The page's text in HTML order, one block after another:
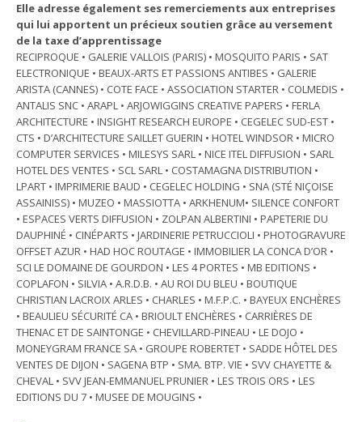
Elle adresse également ses remerciements aux entreprises
qui lui apportent un précieux soutien grâce au versement
de la taxe d’apprentissage
RECIPROQUE • GALERIE VALLOIS (PARIS) • MOSQUITO PARIS • SAT
ELECTRONIQUE • BEAUX-ARTS ET PASSIONS ANTIBES • GALERIE
ARISTA (CANNES) • COTE FACE • ASSOCIATION STARTER • COLMEDIS •
ANTALIS SNC • ARAPL • ARJOWIGGINS CREATIVE PAPERS • FERLA
ARCHITECTURE • INSIGHT RESEARCH EUROPE • CEGELEC SUD-EST •
CTS • D’ARCHITECTURE SAILLET GUERIN • HOTEL WINDSOR • MICRO
COMPUTER SERVICES • MILESYS SARL • NICE ITEL DIFFUSION • SARL
HOTEL DES VENTES • SCL SARL • COSTAMAGNA DISTRIBUTION •
LPART • IMPRIMERIE BAUD • CEGELEC HOLDING • SNA (STÉ NIÇOISE
ASSAINISS) • MUZEO • MASSIOTTA • ARKHENUM• SILENCE CONFORT
• ESPACES VERTS DIFFUSION • ZOLPAN ALBERTINI • PAPETERIE DU
DAUPHINÉ • CINÉPARTS • JARDINERIE PETRUCCIOLI • PHOTOGRAVURE
OFFSET AZUR • HAD HOC ROUTAGE • IMMOBILIER LA CONCA D’OR •
SCI LE DOMAINE DE GOURDON • LES 4 PORTES • MB EDITIONS •
COPLAFON • SILVIA • A.R.D.B. • AU ROI DU BLEU • BOUTIQUE
CHRISTIAN LACROIX ARLES • CHARLES • M.F.P.C. • BAYEUX ENCHÈRES
• BEAULIEU SÉCURITÉ CA • BRIOULT ENCHÈRES • CARRIÈRES DE
THENAC ET DE SAINTONGE • CHEVILLARD-PINEAU • LE DOJO •
MONEYGRAM FRANCE SA • GROUPE ROBERTET • SADDE HÔTEL DES
VENTES DE DIJON • SAGENA BTP • SMA. BTP. VIE • SVV CHAYETTE &
CHEVAL • SVV JEAN-EMMANUEL PRUNIER • LES TROIS ORS • LES
EDITIONS DU 7 • MUSEE DE MOUGINS •